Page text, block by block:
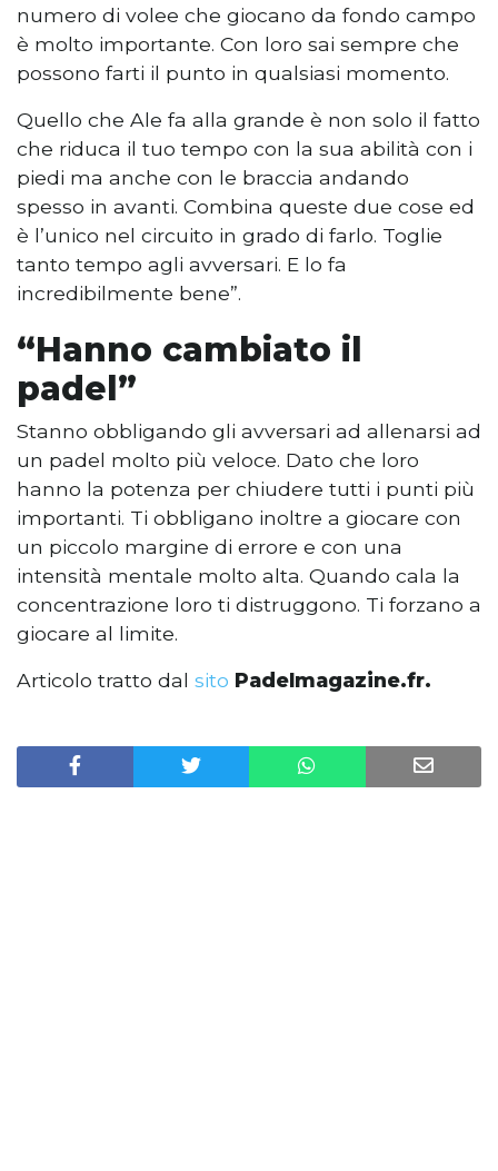
numero di volee che giocano da fondo campo
è molto importante. Con loro sai sempre che
possono farti il punto in qualsiasi momento.
Quello che Ale fa alla grande è non solo il fatto
che riduca il tuo tempo con la sua abilità con i
piedi ma anche con le braccia andando
spesso in avanti. Combina queste due cose ed
è l’unico nel circuito in grado di farlo. Toglie
tanto tempo agli avversari. E lo fa
incredibilmente bene”.
“Hanno cambiato il
padel”
Stanno obbligando gli avversari ad allenarsi ad
un padel molto più veloce. Dato che loro
hanno la potenza per chiudere tutti i punti più
importanti. Ti obbligano inoltre a giocare con
un piccolo margine di errore e con una
intensità mentale molto alta. Quando cala la
concentrazione loro ti distruggono. Ti forzano a
giocare al limite.
Articolo tratto dal sito Padelmagazine.fr.